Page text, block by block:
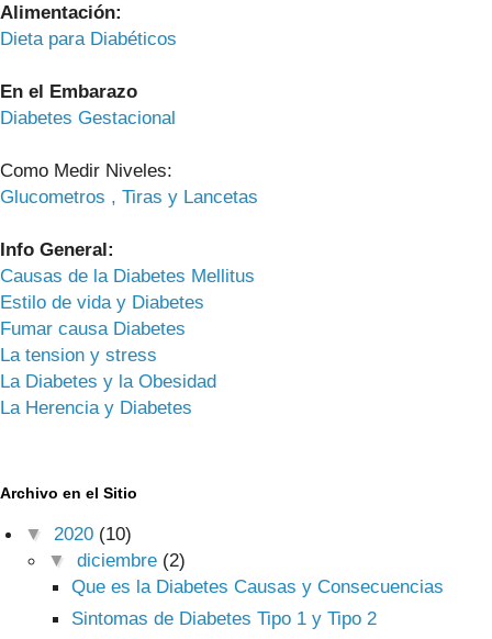
Alimentación:
Dieta para Diabéticos
En el Embarazo
Diabetes Gestacional
Como Medir Niveles:
Glucometros , Tiras y Lancetas
Info General:
Causas de la Diabetes Mellitus
Estilo de vida y Diabetes
Fumar causa Diabetes
La tension y stress
La Diabetes y la Obesidad
La Herencia y Diabetes
Archivo en el Sitio
▼ 2020 (10)
▼diciembre (2)
Que es la Diabetes Causas y Consecuencias
Sintomas de Diabetes Tipo 1 y Tipo 2